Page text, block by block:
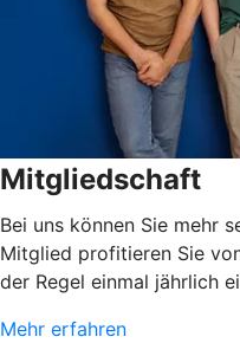
Mitgliedschaft
Bei uns können Sie mehr
Mitglied profitieren Sie
der Regel einmal jährlich
Mehr erfahren